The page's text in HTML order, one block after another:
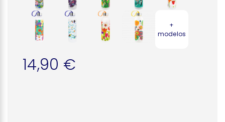
+
modelos
14,90 €